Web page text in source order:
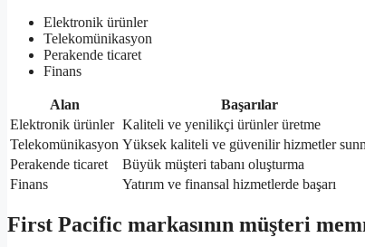
Elektronik ürünler
Telekomünikasyon
Perakende ticaret
Finans
Alan
Başarılar
Elektronik ürünler Kaliteli ve yenilikçi ürünler üretme
Telekomünikasyon Yüksek kaliteli ve güvenilir hizmetler
Perakende ticaret
Büyük müşteri tabanı oluşturma
Finans
Yatırım ve finansal hizmetlerde başarı
First Pacific markasının müşteri